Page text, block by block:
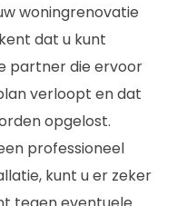
woningrenovatie
dat u kunt
partner die ervoor
verloopt en dat
opgelost.
professioneel
kunt u er zeker